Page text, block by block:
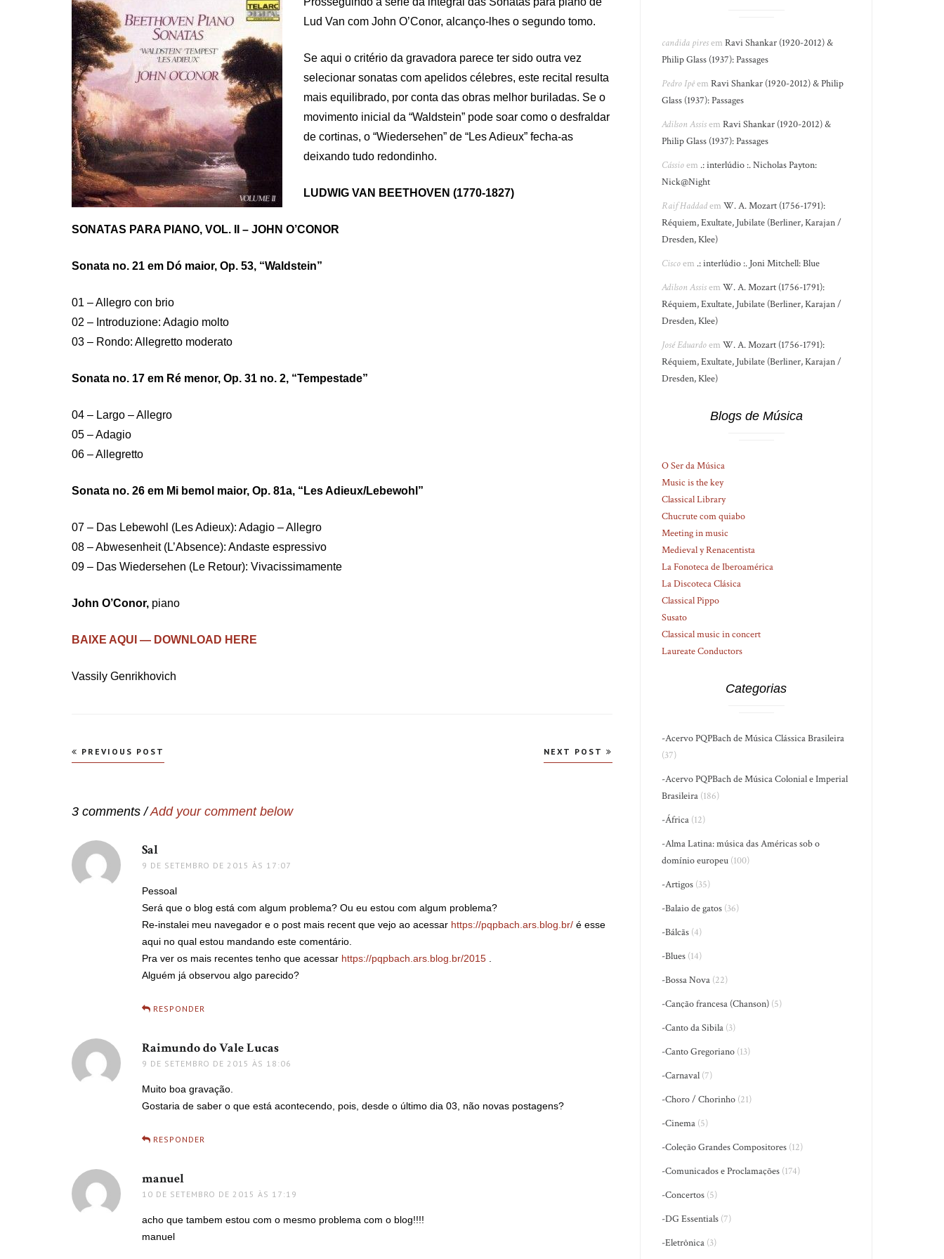
Lud Van com John O’Conor, alcanço-lhes o segundo tomo.
Se aqui o critério da gravadora parece ter sido outra vez
selecionar sonatas com apelidos célebres, este recital resulta
mais equilibrado, por conta das obras melhor buriladas. Se o
movimento inicial da “Waldstein” pode soar como o desfraldar
de cortinas, o “Wiedersehen” de “Les Adieux” fecha-as
deixando tudo redondinho.
LUDWIG VAN BEETHOVEN (1770-1827)
SONATAS PARA PIANO, VOL. II – JOHN O’CONOR
Sonata no. 21 em Dó maior, Op. 53, “Waldstein”
01 – Allegro con brio
02 – Introduzione: Adagio molto
03 – Rondo: Allegretto moderato
Sonata no. 17 em Ré menor, Op. 31 no. 2, “Tempestade”
04 – Largo – Allegro
05 – Adagio
06 – Allegretto
Sonata no. 26 em Mi bemol maior, Op. 81a, “Les Adieux/Lebewohl”
07 – Das Lebewohl (Les Adieux): Adagio – Allegro
08 – Abwesenheit (L’Absence): Andaste espressivo
09 – Das Wiedersehen (Le Retour): Vivacissimamente
John O’Conor, piano
BAIXE AQUI — DOWNLOAD HERE
Vassily Genrikhovich
Navegação
PREVIOUS POST NEXT POST
3 comments /Add your comment below
Sal
9 DE SETEMBRO DE 2015 ÀS 17:07
Pessoal
Será que o blog está com algum problema? Ou eu estou com algum problema?
Re-instalei meu navegador e o post mais recent que vejo ao acessar https://pqpbach.ars.blog.br/ é esse
aqui no qual estou mandando este comentário.
Pra ver os mais recentes tenho que acessar https://pqpbach.ars.blog.br/2015
Alguém já observou algo parecido?
RESPONDER
Raimundo do Vale Lucas
9 DE SETEMBRO DE 2015 ÀS 18:06
Muito boa gravação.
Gostaria de saber o que está acontecendo, pois, desde o último dia 03, não novas postagens?
RESPONDER
manuel
10 DE SETEMBRO DE 2015 ÀS 17:19
acho que tambem estou com o mesmo problema com o blog!!!!
manuel
candida piresemRavi Shankar (1920-2012) &
Philip Glass (1937): Passages
Pedro IpêemRavi Shankar (1920-2012) & Philip
Glass (1937): Passages
Adilson AssisemRavi Shankar (1920-2012) &
Philip Glass (1937): Passages
Cássioem .: interlúdio :. Nicholas Payton:
Nick@Night
Raif HaddademW. A. Mozart (1756-1791):
Réquiem, Exultate, Jubilate (Berliner, Karajan /
Dresden, Klee)
Ciscoem .: interlúdio :. Joni Mitchell: Blue
Adilson AssisemW. A. Mozart (1756-1791):
Réquiem, Exultate, Jubilate (Berliner, Karajan /
Dresden, Klee)
José EduardoemW. A. Mozart (1756-1791):
Réquiem, Exultate, Jubilate (Berliner, Karajan /
Dresden, Klee)
Blogs de Música
O Ser da Música
Music is the key
Classical Library
Chucrute com quiabo
Meeting in music
Medieval y Renacentista
La Fonoteca de Iberoamérica
La Discoteca Clásica
Classical Pippo
Susato
Classical music in concert
Laureate Conductors
Categorias
-Acervo PQPBach de Música Clássica Brasileira
(37)
-Acervo PQPBach de Música Colonial e Imperial
Brasileira (186)
-África (12)
-Alma Latina: música das Américas sob o
domínio europeu (100)
-Artigos (35)
-Balaio de gatos (36)
-Bálcãs (4)
-Blues (14)
-Bossa Nova (22)
-Canção francesa (Chanson) (5)
-Canto da Sibila (3)
-Canto Gregoriano (13)
-Carnaval (7)
-Choro / Chorinho (21)
-Cinema (5)
-Coleção Grandes Compositores (12)
-Comunicados e Proclamações (174)
-Concertos (5)
-DG Essentials (7)
-Eletrônica (3)